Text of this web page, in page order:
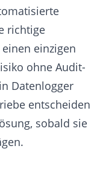
richtige
einzigen
ohne Audit-
Datenlogger
entscheiden
sobald sie